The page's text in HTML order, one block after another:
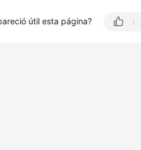
útil esta página?